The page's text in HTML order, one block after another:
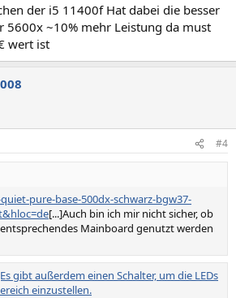
der i5 11400f Hat dabei die besser
5600x ~10% mehr Leistung da must
wert ist
#4
pure-base-500dx-schwarz-bgw37-
[...]Auch bin ich mir nicht sicher, ob
Mainboard genutzt werden
gibt außerdem einen Schalter, um die LEDs
einzustellen.